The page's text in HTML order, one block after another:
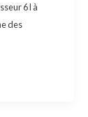
6 l à
des